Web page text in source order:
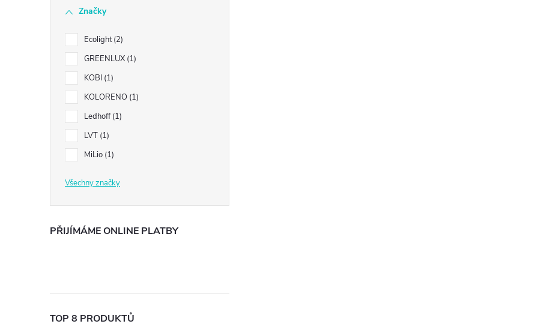
Značky
Ecolight 2
GREENLUX 1
KOBI 1
KOLORENO 1
Ledhoff 1
LVT 1
MiLio 1
Všechny značky
PŘIJÍMÁME ONLINE PLATBY
TOP 8 PRODUKTŮ